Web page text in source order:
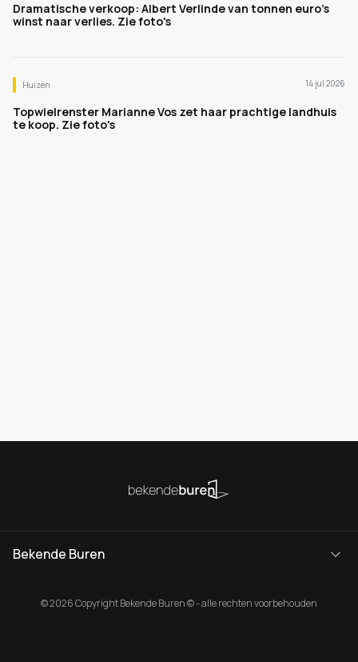
Dramatische verkoop: Albert Verlinde van tonnen euro's
winst naar verlies. Zie foto's
Huizen 14 jul 2026
Topwielrenster Marianne Vos zet haar prachtige landhuis
te koop. Zie foto's
Bekende Buren
© 2026 Copyright Bekende Buren © - alle rechten voorbehouden